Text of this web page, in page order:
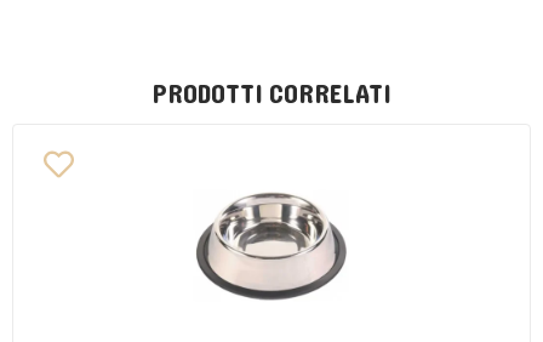
PRODOTTI CORRELATI